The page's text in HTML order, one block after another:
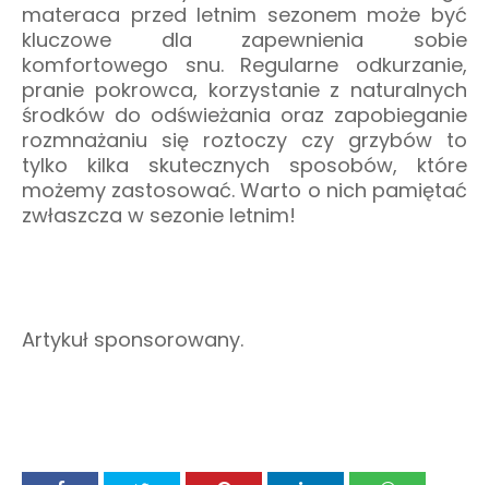
materaca przed letnim sezonem może być
kluczowe dla zapewnienia sobie
komfortowego snu. Regularne odkurzanie,
pranie pokrowca, korzystanie z naturalnych
środków do odświeżania oraz zapobieganie
rozmnażaniu się roztoczy czy grzybów to
tylko kilka skutecznych sposobów, które
możemy zastosować. Warto o nich pamiętać
zwłaszcza w sezonie letnim!
Artykuł sponsorowany.